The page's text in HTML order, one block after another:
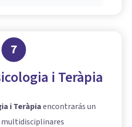
7
i Teràpia
i Teràpiaencontrarás un